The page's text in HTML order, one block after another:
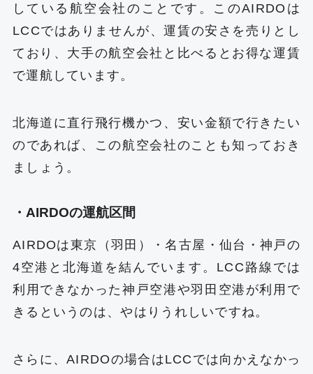
している航空会社のことです。このAIRDOは
LCCではありませんが、運賃の安さを売りとし
ており、大手の航空会社と比べるとお得な運賃
で運航しています。
北海道に直行飛行機かつ、安い金額で行きたい
のであれば、この航空会社のことも知っておき
ましょう。
・AIRDOの運航区間
AIRDOは東京（羽田）・名古屋・仙台・神戸の
4空港と北海道を結んでいます。LCC路線では
利用できなかった神戸空港や羽田空港が利用で
きるというのは、やはりうれしいですね。
さらに、AIRDOの場合はLCCでは向かえなかっ